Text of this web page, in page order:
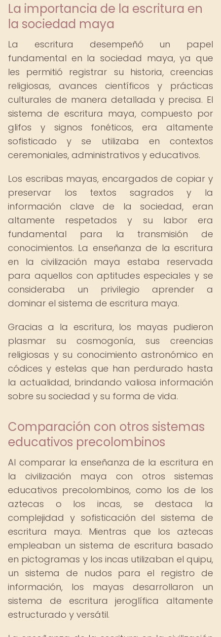
La importancia de la escritura en
la sociedad maya
La escritura desempeñó un papel
fundamental en la sociedad maya, ya que
les permitió registrar su historia, creencias
religiosas, avances científicos y prácticas
culturales de manera detallada y precisa. El
sistema de escritura maya, compuesto por
glifos y signos fonéticos, era altamente
sofisticado y se utilizaba en contextos
ceremoniales, administrativos y educativos.
Los escribas mayas, encargados de copiar y
preservar los textos sagrados y la
información clave de la sociedad, eran
altamente respetados y su labor era
fundamental para la transmisión de
conocimientos. La enseñanza de la escritura
en la civilización maya estaba reservada
para aquellos con aptitudes especiales y se
consideraba un privilegio aprender a
dominar el sistema de escritura maya.
Gracias a la escritura, los mayas pudieron
plasmar su cosmogonía, sus creencias
religiosas y su conocimiento astronómico en
códices y estelas que han perdurado hasta
la actualidad, brindando valiosa información
sobre su sociedad y su forma de vida.
Comparación con otros sistemas
educativos precolombinos
Al comparar la enseñanza de la escritura en
la civilización maya con otros sistemas
educativos precolombinos, como los de los
aztecas o los incas, se destaca la
complejidad y sofisticación del sistema de
escritura maya. Mientras que los aztecas
empleaban un sistema de escritura basado
en pictogramas y los incas utilizaban el quipu,
un sistema de nudos para el registro de
información, los mayas desarrollaron un
sistema de escritura jeroglífica altamente
estructurado y versátil.